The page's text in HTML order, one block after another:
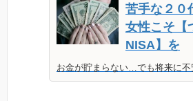
苦手な２０
女性こそ【
NISA】を
お金が貯まらない…でも将来に不